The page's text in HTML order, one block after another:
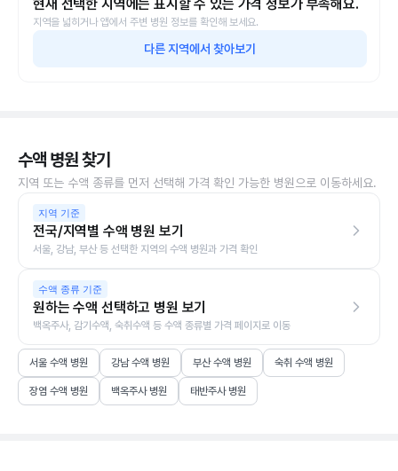
현재 선택한 지역에는 표시할 수 있는 가격 정보가 부족해요.
지역을 넓히거나 앱에서 주변 병원 정보를 확인해 보세요.
다른 지역에서 찾아보기
수액 병원 찾기
지역 또는 수액 종류를 먼저 선택해 가격 확인 가능한 병원으로 이동하세요.
지역 기준
전국/지역별 수액 병원 보기
서울, 강남, 부산 등 선택한 지역의 수액 병원과 가격 확인
수액 종류 기준
원하는 수액 선택하고 병원 보기
백옥주사, 감기수액, 숙취수액 등 수액 종류별 가격 페이지로 이동
서울 수액 병원 강남 수액 병원 부산 수액 병원 숙취 수액 병원
장염 수액 병원 백옥주사 병원 태반주사 병원